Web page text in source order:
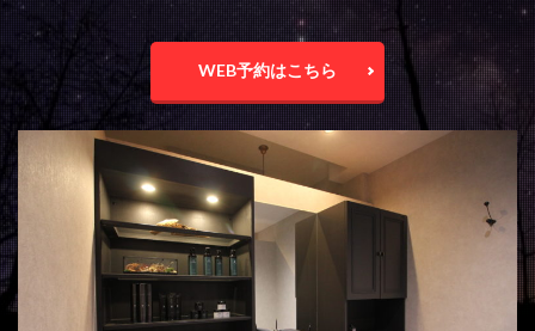
WEB予約はこちら